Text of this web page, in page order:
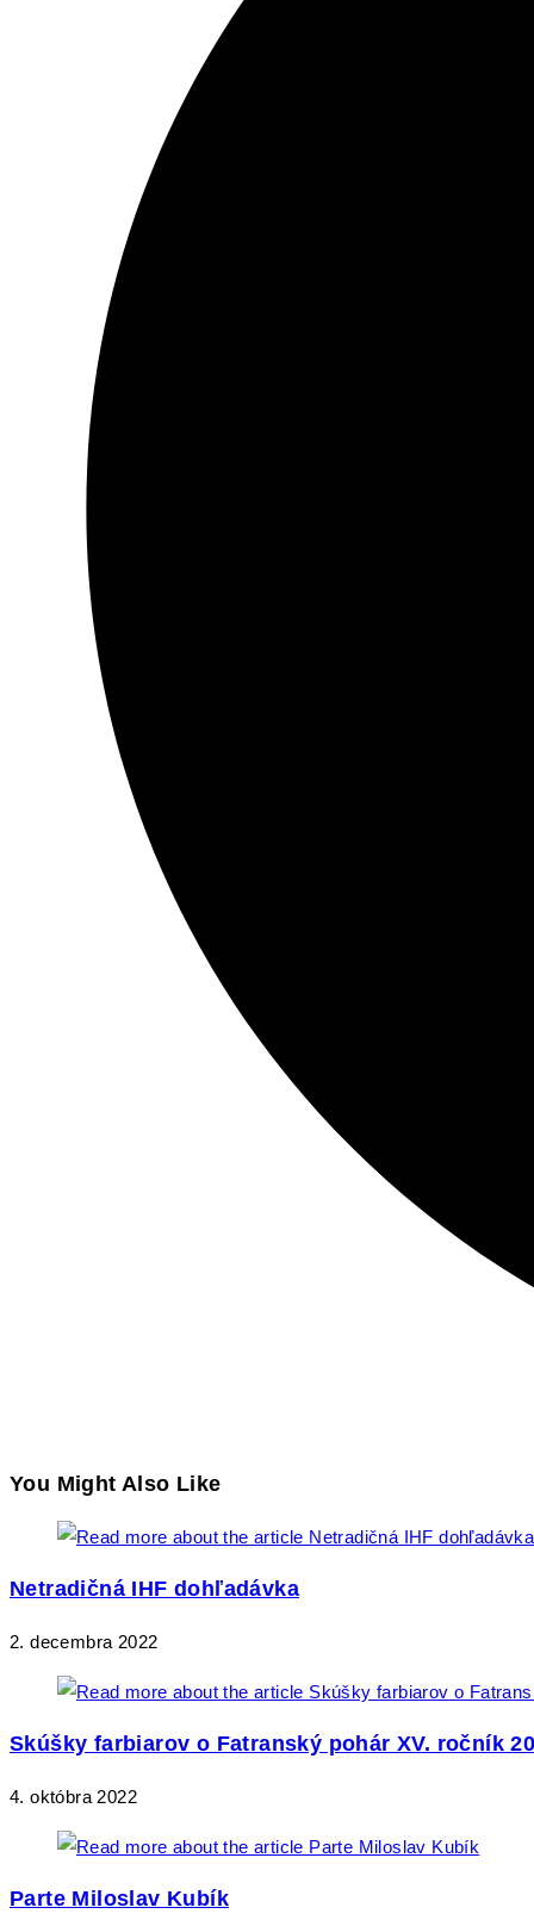
You Might Also Like
Netradičná IHF dohľadávka
2. decembra 2022
Skúšky farbiarov o Fatranský pohár XV. ročník
4. októbra 2022
Parte Miloslav Kubík